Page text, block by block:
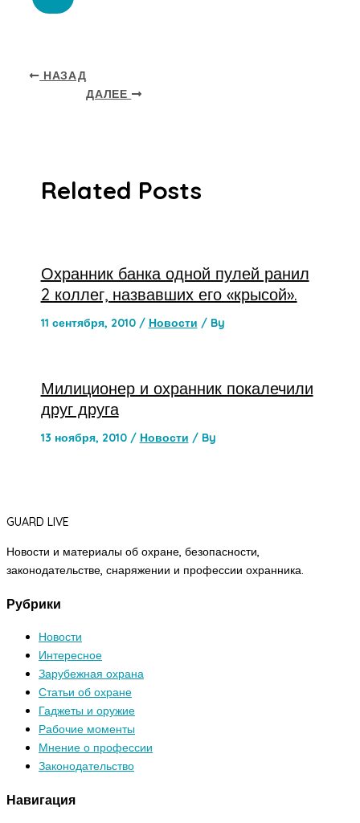
НАЗАД
ДАЛЕЕ
Related Posts
Охранник банка одной пулей ранил
2 коллег, назвавших его «крысой».
11 сентября, 2010 / Новости / By
Милиционер и охранник покалечили
друг друга
13 ноября, 2010 / Новости / By
GUARD LIVE
Новости и материалы об охране, безопасности,
законодательстве, снаряжении и профессии охранника.
Рубрики
Новости
Интересное
Зарубежная охрана
Статьи об охране
Гаджеты и оружие
Рабочие моменты
Мнение о профессии
Законодательство
Навигация